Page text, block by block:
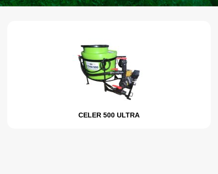
CELER 500 ULTRA